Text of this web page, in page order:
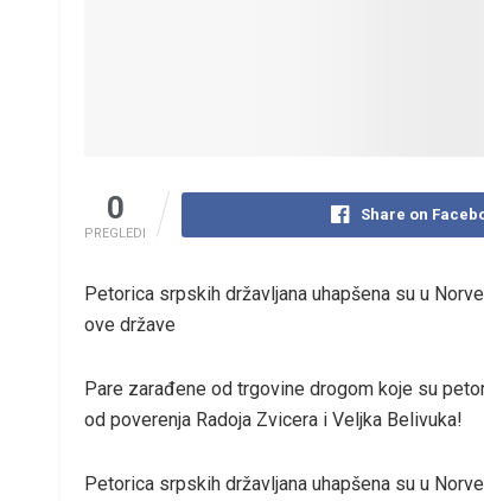
0
PREGLEDI
Share on
Petorica srpskih državljana uhapšena su u
ove države
Pare zarađene od trgovine drogom koje su
od poverenja Radoja Zvicera i Veljka Belivuka!
Petorica srpskih državljana uhapšena su u